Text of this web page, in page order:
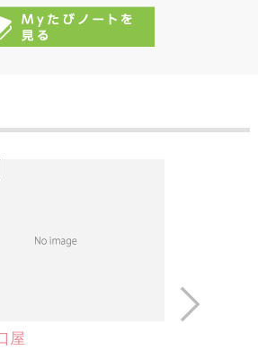
高級ネタ、新鮮ネタからボリューム満
点のランチまで存分に味わえる寿し